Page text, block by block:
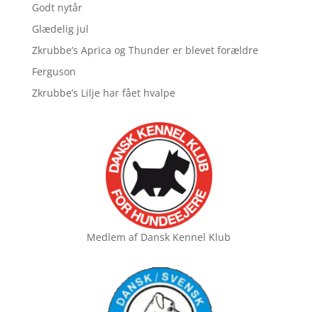
Godt nytår
Glædelig jul
Zkrubbe’s Aprica og Thunder er blevet forældre
Ferguson
Zkrubbe’s Lilje har fået hvalpe
Medlem af Dansk Kennel Klub